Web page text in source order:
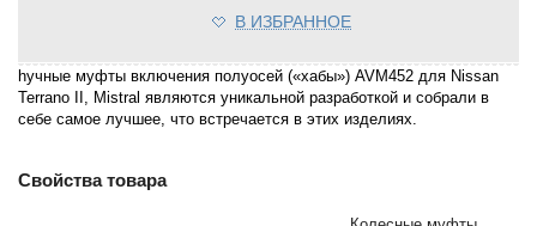
В ИЗБРАННОЕ
hучные муфты включения полуосей («хабы») AVM452 для Nissan
Terrano II, Mistral являются уникальной разработкой и собрали в
себе самое лучшее, что встречается в этих изделиях.
Свойства товара